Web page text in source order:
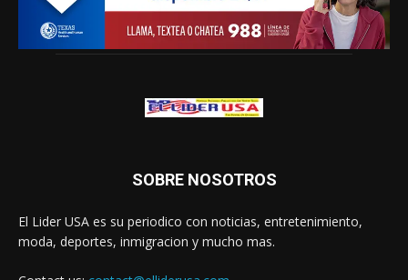
SOBRE NOSOTROS
El Lider USA es su periodico con noticias, entretenimiento,
moda, deportes, inmigracion y mucho mas.